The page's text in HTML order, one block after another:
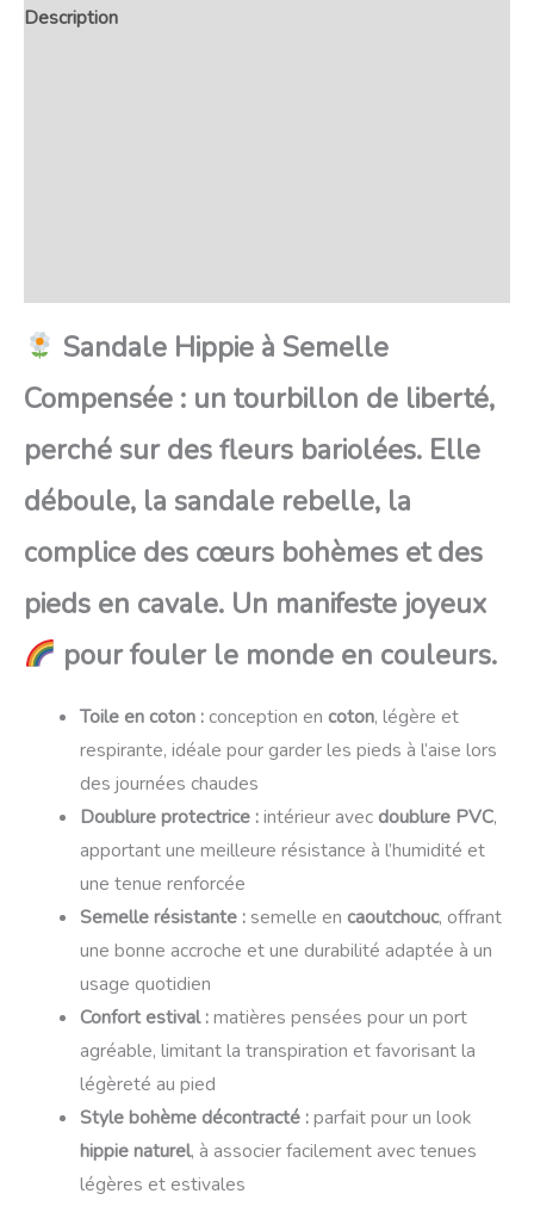
Description
Sandale Hippie à Semelle
Compensée : un tourbillon de liberté,
perché sur des fleurs bariolées. Elle
déboule, la sandale rebelle, la
complice des cœurs bohèmes et des
pieds en cavale. Un manifeste joyeux
pour fouler le monde en couleurs.
Toile en coton :conception en coton, légère et
respirante, idéale pour garder les pieds à l’aise lors
des journées chaudes
Doublure protectrice :intérieur avecdoublure PVC,
apportant une meilleure résistance à l’humidité et
une tenue renforcée
Semelle résistante :semelle en caoutchouc, offrant
une bonne accroche et une durabilité adaptée à un
usage quotidien
Confort estival :matières pensées pour un port
agréable, limitant la transpiration et favorisant la
légèreté au pied
Style bohème décontracté :parfait pour un look
hippie naturel, à associer facilement avec tenues
légères et estivales